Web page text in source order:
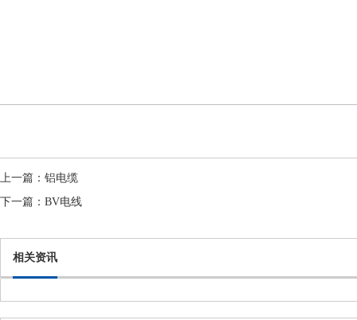
上一篇： 铝电缆
下一篇： BV电线
相关资讯